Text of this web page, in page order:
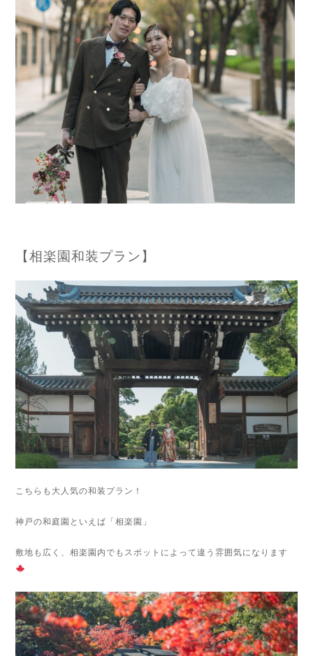
【相楽園和装プラン】
こちらも大人気の和装プラン！
神戸の和庭園といえば「相楽園」
敷地も広く、相楽園内でもスポットによって違う雰囲気になります